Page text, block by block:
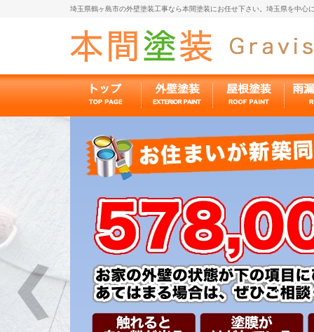
埼玉県鶴ヶ島市の外壁塗装工事なら本間塗装にお任せ下さい。埼玉県を中